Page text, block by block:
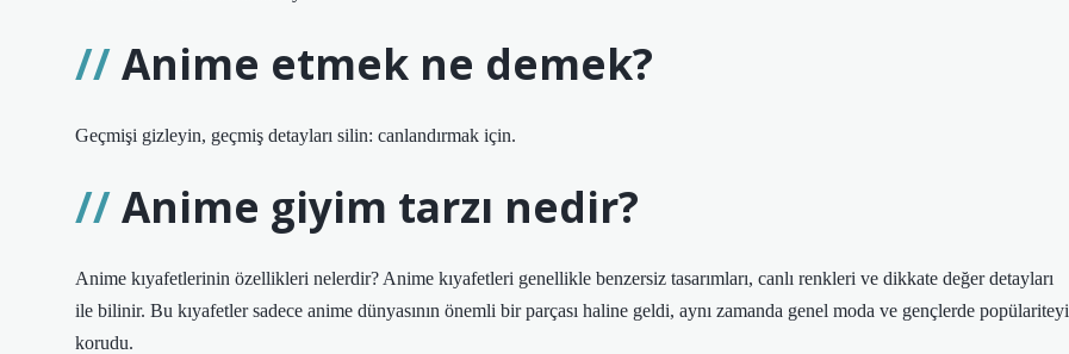
Anime etmek ne demek?
Geçmişi gizleyin, geçmiş detayları silin: canlandırmak için.
Anime giyim tarzı nedir?
Anime kıyafetlerinin özellikleri nelerdir? Anime kıyafetleri genellikle benzersiz tasarımları, canlı renkleri ve dikkate değer detayları
ile bilinir. Bu kıyafetler sadece anime dünyasının önemli bir parçası haline geldi, aynı zamanda genel moda ve gençlerde popülariteyi
korudu.